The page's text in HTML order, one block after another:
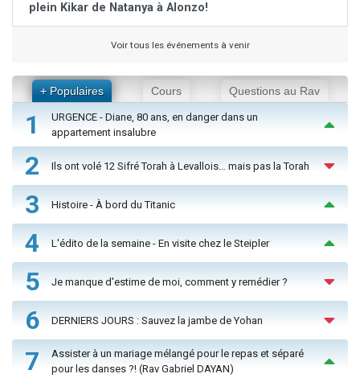
plein Kikar de Natanya à Alonzo!
Voir tous les événements à venir
+ Populaires Cours Questions au Rav
1
URGENCE - Diane, 80 ans, en danger dans un
appartement insalubre
2 Ils ont volé 12 Sifré Torah à Levallois… mais pas la Torah
3 Histoire - À bord du Titanic
4 L'édito de la semaine - En visite chez le Steipler
5 Je manque d'estime de moi, comment y remédier ?
6 DERNIERS JOURS : Sauvez la jambe de Yohan
7
Assister à un mariage mélangé pour le repas et séparé
pour les danses ?! (Rav Gabriel DAYAN)